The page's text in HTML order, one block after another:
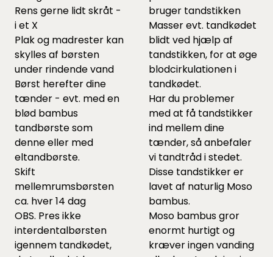
Rens gerne lidt skråt -
i et X
Plak og madrester kan
skylles af børsten
under rindende vand
Børst herefter dine
tænder - evt. med en
blød bambus
tandbørste som
denne eller med
eltandbørste.
Skift
mellemrumsbørsten
ca. hver 14 dag
OBS. Pres ikke
interdentalbørsten
igennem tandkødet,
bruger tandstikken
Masser evt. tandkødet
blidt ved hjælp af
tandstikken, for at øge
blodcirkulationen i
tandkødet.
Har du problemer
med at få tandstikker
ind mellem dine
tænder, så anbefaler
vi tandtråd i stedet.
Disse tandstikker er
lavet af naturlig Moso
bambus.
Moso bambus gror
enormt hurtigt og
kræver ingen vanding